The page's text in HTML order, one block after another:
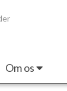
Om os